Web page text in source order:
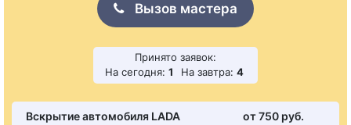
Вызов мастера
Принято заявок:
На сегодня: 1 На завтра: 4
Вскрытие автомобиля LADA
от 750 pуб.